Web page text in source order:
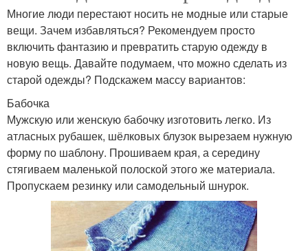
Многие люди перестают носить не модные или старые
вещи. Зачем избавляться? Рекомендуем просто
включить фантазию и превратить старую одежду в
новую вещь. Давайте подумаем, что можно сделать из
старой одежды? Подскажем массу вариантов:
Бабочка
Мужскую или женскую бабочку изготовить легко. Из
атласных рубашек, шёлковых блузок вырезаем нужную
форму по шаблону. Прошиваем края, а середину
стягиваем маленькой полоской этого же материала.
Пропускаем резинку или самодельный шнурок.